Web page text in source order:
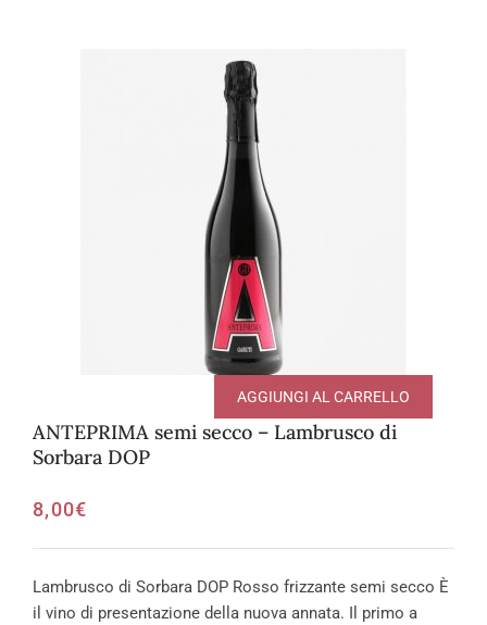
ANTEPRIMA semi secco – Lambrusco di
Sorbara DOP
8,00€
AGGIUNGI AL CARRELLO
Lambrusco di Sorbara DOP Rosso frizzante semi secco È
il vino di presentazione della nuova annata. Il primo a